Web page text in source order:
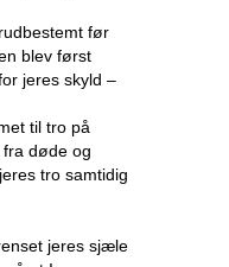
før
blev først
jeres skyld –
til tro på
døde og
tro samtidig
jeres sjæle